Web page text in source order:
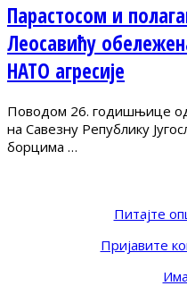
Парастосом и
Леосавићу
НАТО агресије
Поводом 26. годишњице
на Савезну Републику
борцима …
Питајте
Пријавите